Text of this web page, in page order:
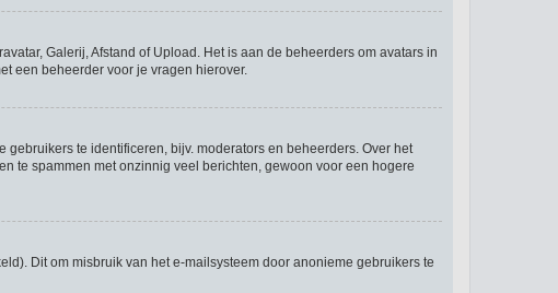
Galerij, Afstand of Upload. Het is aan de beheerders om avatars in
een beheerder voor je vragen hierover.
te identificeren, bijv. moderators en beheerders. Over het
te spammen met onzinnig veel berichten, gewoon voor een hogere
Dit om misbruik van het e-mailsysteem door anonieme gebruikers te